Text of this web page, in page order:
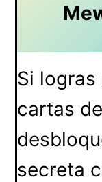
Si
cartas
secreta